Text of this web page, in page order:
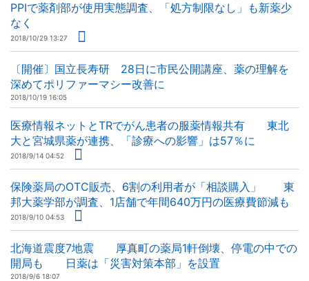
PPIで薬剤部が使用実態調査、「処方制限なし」も新薬少
なく
2018/10/29 13:27
〔開催〕国立長寿研 28日に市民公開講座、薬の理解を
深めてポリファーマシー改善に
2018/10/19 16:05
医療情報ネットとTRでがん患者の服薬情報共有 東北
大と宮城県薬が連携、「診療への影響」は57％に
2018/9/14 04:52
保険薬局のOTC販売、6割の利用者が「相談購入」 東
邦大薬学部が調査、1店舗で年間640万円の医療費節減も
2018/9/10 04:53
北海道震度7地震 厚真町の薬局1軒倒壊、停電の中での
開局も 日薬は「災害対策本部」を設置
2018/9/6 18:07